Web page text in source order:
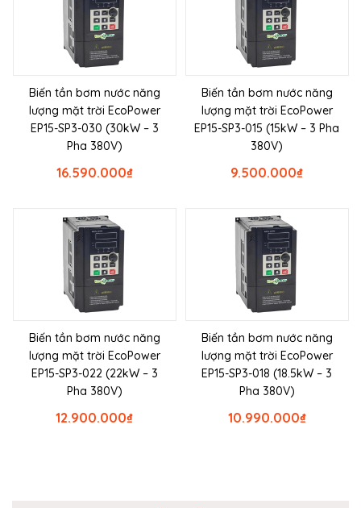
Biến tần bơm nước năng
lượng mặt trời EcoPower
EP15-SP3-030 (30kW – 3
Pha 380V)
₫
16.590.000
Biến tần bơm nước năng
lượng mặt trời EcoPower
EP15-SP3-015 (15kW – 3 Pha
380V)
₫
9.500.000
Biến tần bơm nước năng
lượng mặt trời EcoPower
EP15-SP3-022 (22kW – 3
Pha 380V)
₫
12.900.000
Biến tần bơm nước năng
lượng mặt trời EcoPower
EP15-SP3-018 (18.5kW – 3
Pha 380V)
₫
10.990.000